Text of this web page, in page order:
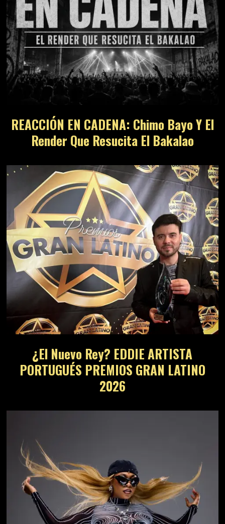
REACCIÓN EN CADENA: Chimo Bayo Y El
Render Que Resucita El Bakalao
¿El Nuevo Rey? EDDIE ARTISTA
PORTUGUÉS PREMIOS GRAN LATINO
2026